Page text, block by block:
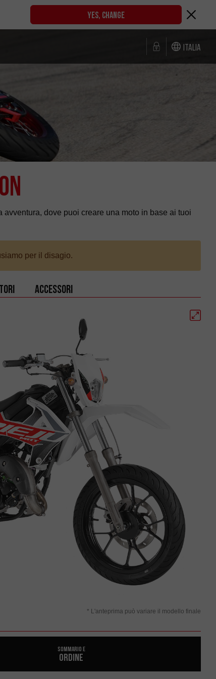
YES, CHANGE
Italia
dove puoi creare una moto in base ai tuoi
per il disagio.
Accessori
* L'anteprima può variare il modello finale
SOMMARIO E
ORDINE